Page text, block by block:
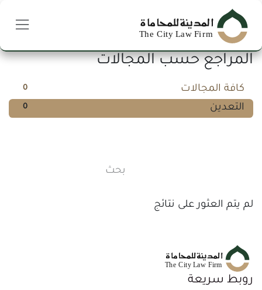
تخطي للذهاب إلى المحتوى
المراجع حسب المجالات
0 كافة المجالات
0 التعدين
لم يتم العثور على نتائج
روبط سريعة